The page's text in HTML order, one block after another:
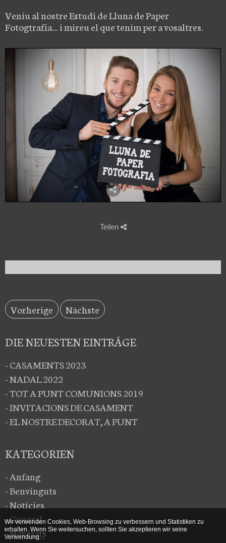
Veniu al nostre Estudi de Lluna de Paper
Fotogtrafia... i mireu el que tenim per a vosaltres.
Teilen
Vorherige Nächste
DIE NEUESTEN EINTRÄGE
- CASAMENTS 2023
- NADAL 2022
- TOT A PUNT COMUNIONS 2019
- INVITACIONS DE CASAMENT
- EL NOSTRE DECORAT, A PUNT
KATEGORIEN
- Anfang
- Benvinguts
- Notícies
- General
- Novetats
Wir verwenden Cookies, Web-Browsing zu verbessern und Statistiken zu
erhalten. Wenn Sie weitersuchen, sollten Sie akzeptieren wir seine
Verwendung. .